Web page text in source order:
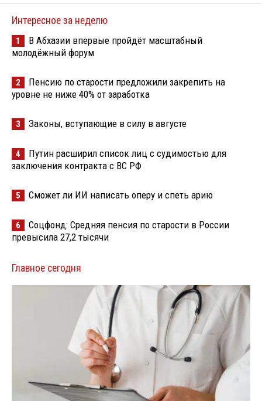
Интересное за неделю
1
В Абхазии впервые пройдёт масштабный
молодёжный форум
2
Пенсию по старости предложили закрепить на
уровне не ниже 40% от заработка
3 Законы, вступающие в силу в августе
4
Путин расширил список лиц с судимостью для
заключения контракта с ВС РФ
5 Сможет ли ИИ написать оперу и спеть арию
6
Соцфонд: Средняя пенсия по старости в России
превысила 27,2 тысячи
Главное сегодня